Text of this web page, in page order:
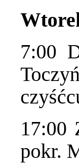
7:00
17:00
pokr.